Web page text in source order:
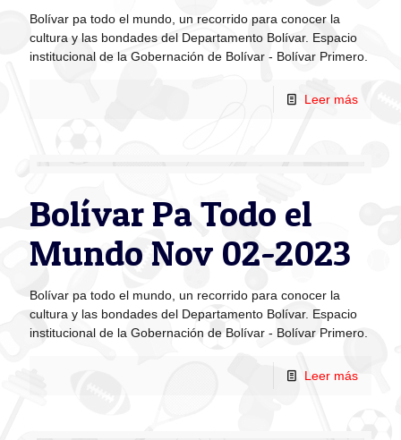
Bolívar pa todo el mundo, un recorrido para conocer la
cultura y las bondades del Departamento Bolívar. Espacio
institucional de la Gobernación de Bolívar - Bolívar Primero.
Leer más
Bolívar Pa Todo el
Mundo Nov 02-2023
Bolívar pa todo el mundo, un recorrido para conocer la
cultura y las bondades del Departamento Bolívar. Espacio
institucional de la Gobernación de Bolívar - Bolívar Primero.
Leer más